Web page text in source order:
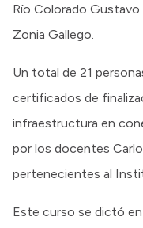
Río Colorado Gustavo
Zonia Gallego.
Un total de 21
certificados de
infraestructura en
por los docentes
pertenecientes al
Este curso se dictó